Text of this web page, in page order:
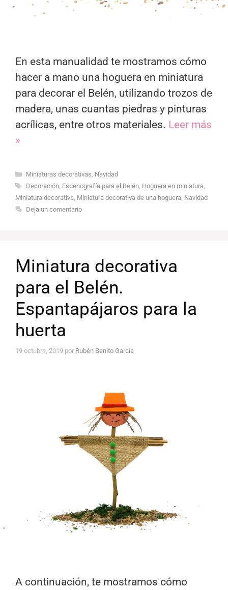
En esta manualidad te mostramos cómo
hacer a mano una hoguera en miniatura
para decorar el Belén, utilizando trozos de
madera, unas cuantas piedras y pinturas
acrílicas, entre otros materiales. Leer más
»
Categorías
Miniaturas decorativas, Navidad
Etiquetas
Decoración, Escenografía para el Belén, Hoguera en miniatura,
Miniatura decorativa, Miniatura decorativa de una hoguera, Navidad
Deja un comentario
Miniatura decorativa
para el Belén.
Espantapájaros para la
huerta
19 octubre, 2019 por Rubén Benito García
A continuación, te mostramos cómo